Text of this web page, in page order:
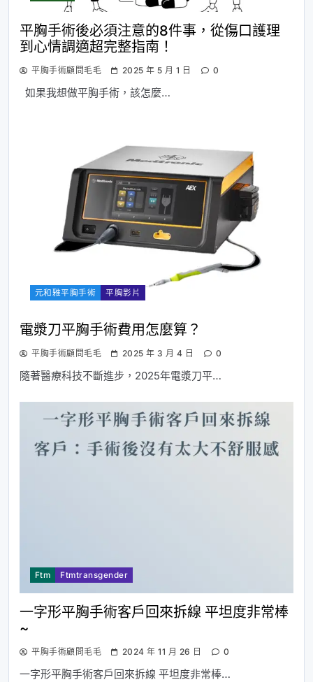
平胸手術後必須注意的8件事，從傷口護理
到心情調適超完整指南！
平胸手術顧問毛毛 2025 年 5 月 1 日 0
如果我想做平胸手術，該怎麼…
元和雅平胸手術 平胸影片
電漿刀平胸手術費用怎麼算？
平胸手術顧問毛毛 2025 年 3 月 4 日 0
隨著醫療科技不斷進步，2025年電漿刀平…
Ftm Ftmtransgender
一字形平胸手術客戶回來拆線 平坦度非常棒
~
平胸手術顧問毛毛 2024 年 11 月 26 日 0
一字形平胸手術客戶回來拆線 平坦度非常棒…